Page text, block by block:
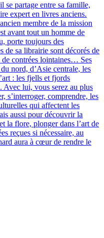
se partage entre sa famille,
expert en livres anciens.
membre de la mission
avant tout un homme de
porte toujours des
de sa librairie sont décorés de
de contrées lointaines… Ses
nord, d’Asie centrale, les
: les fjells et fjords
Avec lui, vous serez au plus
s’interroger, comprendre, les
qui affectent les
aussi pour découvrir la
la flore, plonger dans l’art de
reçues si nécessaire, au
aura à cœur de rendre le